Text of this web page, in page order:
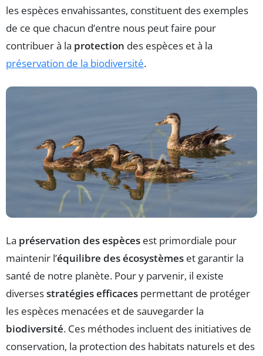
les espèces envahissantes, constituent des exemples
de ce que chacun d’entre nous peut faire pour
contribuer à la protection des espèces et à la
préservation de la biodiversité.
La préservation des espèces est primordiale pour
maintenir l’équilibre des écosystèmes et garantir la
santé de notre planète. Pour y parvenir, il existe
diversesstratégies efficaces permettant de protéger
les espèces menacées et de sauvegarder la
biodiversité. Ces méthodes incluent des initiatives de
conservation, la protection des habitats naturels et des